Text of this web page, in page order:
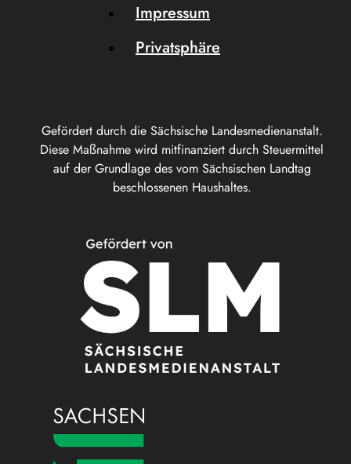
Gefördert durch die Sächsische Landesmedienanstalt.
Diese Maßnahme wird mitfinanziert durch Steuermittel
auf der Grundlage des vom Sächsischen Landtag
beschlossenen Haushaltes.
Impressum
Privatsphäre